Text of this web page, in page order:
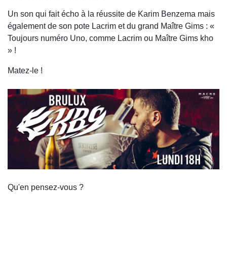
Un son qui fait écho à la réussite de Karim Benzema mais
également de son pote Lacrim et du grand Maître Gims : «
Toujours numéro Uno, comme Lacrim ou Maître Gims kho
» !
Matez-le !
Qu'en pensez-vous ?